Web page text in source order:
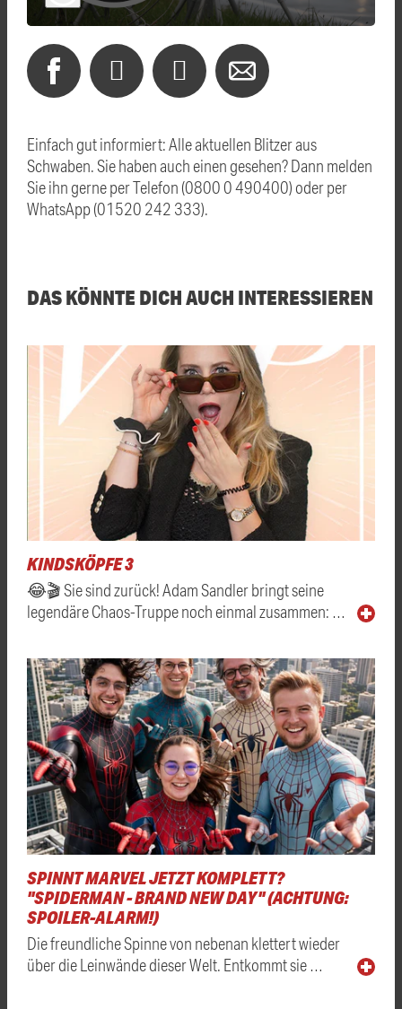
Einfach gut informiert: Alle aktuellen Blitzer aus
Schwaben. Sie haben auch einen gesehen? Dann melden
Sie ihn gerne per Telefon (0800 0 490400) oder per
WhatsApp (01520 242 333).
DAS KÖNNTE DICH AUCH INTERESSIEREN
KINDSKÖPFE 3
😂🎬 Sie sind zurück! Adam Sandler bringt seine
legendäre Chaos-Truppe noch einmal zusammen: …
SPINNT MARVEL JETZT KOMPLETT?
"SPIDERMAN - BRAND NEW DAY" (ACHTUNG:
SPOILER-ALARM!)
Die freundliche Spinne von nebenan klettert wieder
über die Leinwände dieser Welt. Entkommt sie …